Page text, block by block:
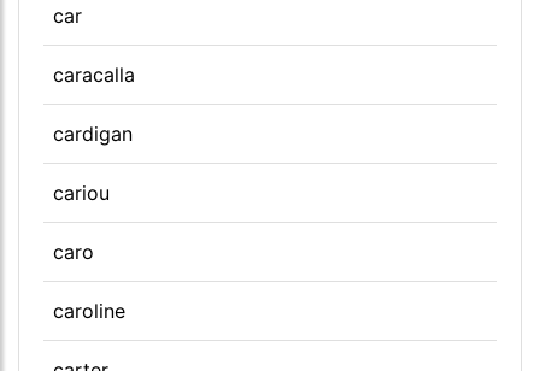
car
caracalla
cardigan
cariou
caro
caroline